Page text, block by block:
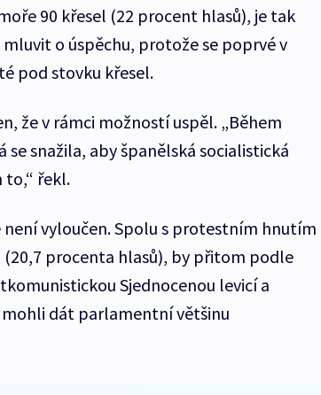
90 křesel (22 procent hlasů), je tak
o úspěchu, protože se poprvé v
pod stovku křesel.
že v rámci možností uspěl. „Během
snažila, aby španělská socialistická
to,“ řekl.
vyloučen. Spolu s protestním hnutím
procenta hlasů), by přitom podle
Sjednocenou levicí a
dát parlamentní většinu